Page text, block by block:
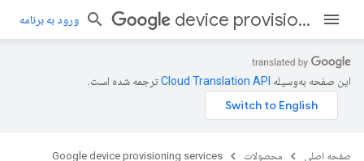
device provisioning services ورود به برنامه
این صفحه به‌وسیله ترجمه شده است.
صفحه اصلی محصولات
Google device provisioning services